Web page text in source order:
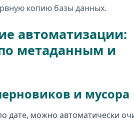
копию базы данных.
автоматизации:
метаданным и
и мусора
дате, можно автоматически